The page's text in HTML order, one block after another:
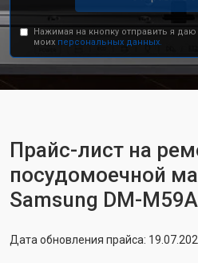
Нажимая на кнопку отправить я
моих персональных данных.
Прайс-лист на
посудомоечной
Samsung DM-
Дата обновления прайса: